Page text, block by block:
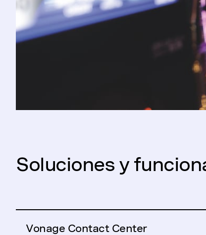
Soluciones y
Vonage Contact Center